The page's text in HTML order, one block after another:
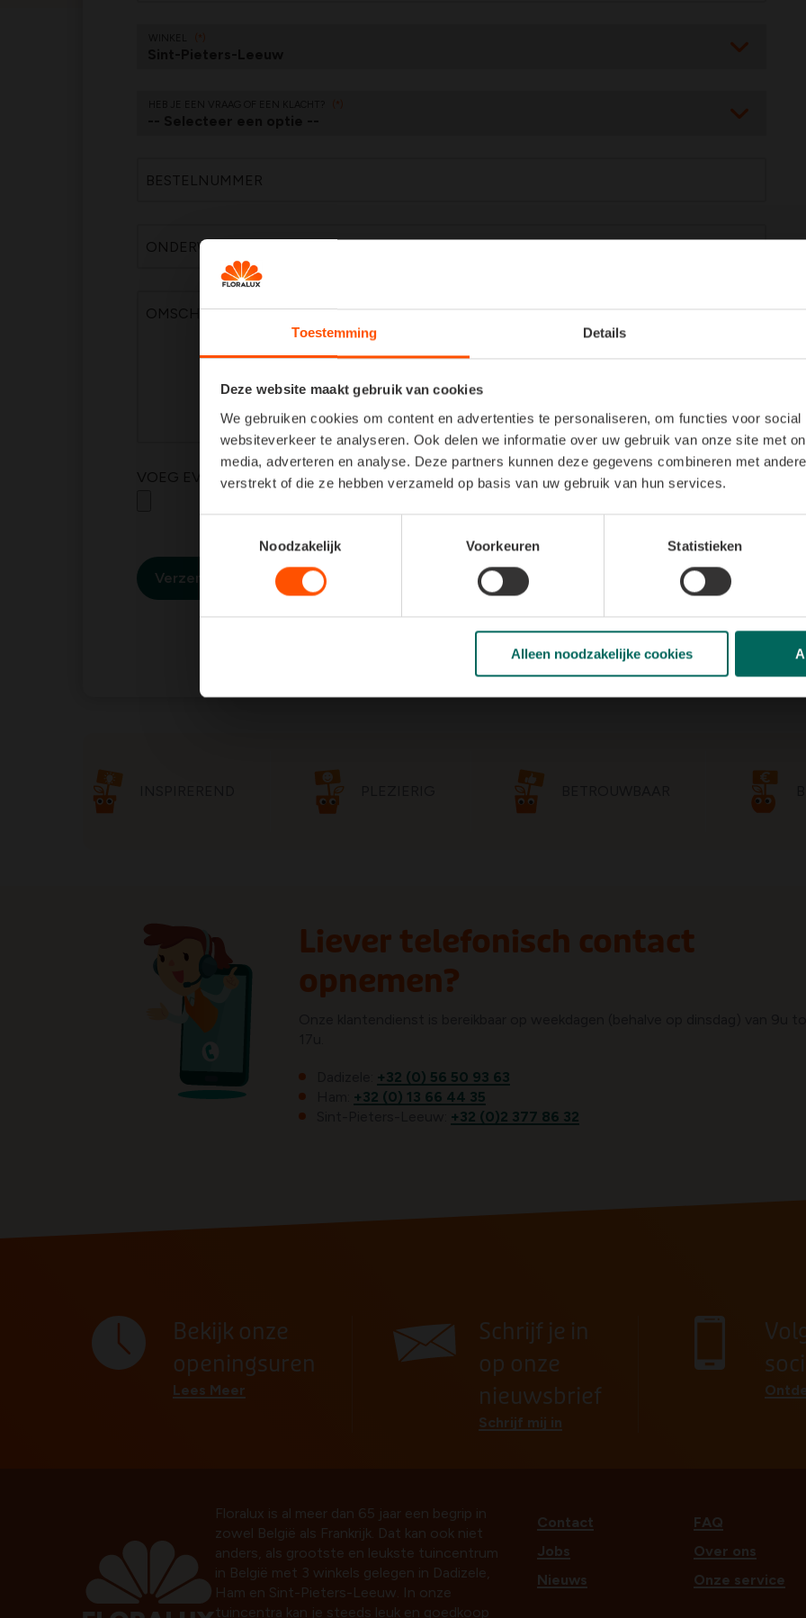
Toestemming Details
Deze website maakt gebruik van cookies
We gebruiken cookies om content en advertenties te personaliseren, om functies voor
websiteverkeer te analyseren. Ook delen we informatie over uw gebruik van onze site met
media, adverteren en analyse. Deze partners kunnen deze gegevens combineren met
verstrekt of die ze hebben verzameld op basis van uw gebruik van hun services.
Noodzakelijk
Voorkeuren Statistieken
Alleen noodzakelijke cookies
BESTELNUMMER
ONDERWERP
OMSCHRIJVING
VOEG EVENTUEEL FOTO'S TOE VAN BESCHADIGDE PRODUCTEN EN JE KASTICKET
Verzenden
Liever telefonisch contact
opnemen?
+32 (0) 56 50 93 63
+32 (0) 13 66 44 35
+32 (0)2 377 86 32
Bekijk onze
openingsuren
Lees Meer
Schrijf je in
op onze
nieuwsbrief
Schrijf mij in
Floralux is al meer dan 65 jaar een begrip in
zowel België als Frankrijk. Dat kan ook niet
anders, als grootste en leukste tuincentrum
in België met 3 winkels gelegen in Dadizele,
Ham en Sint-Pieters-Leeuw. In onze
tuincentra kan je steeds leuk en goedkoop
Contact
Jobs
Nieuws
FAQ
Over ons
Onze service